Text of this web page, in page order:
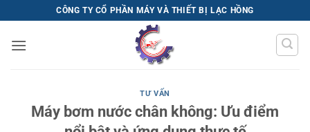
qua
nội
CÔNG TY CỔ PHẦN MÁY VÀ THIẾT BỊ LẠC HỒNG
TƯ VẤN
Máy bơm nước chân không: Ưu điểm